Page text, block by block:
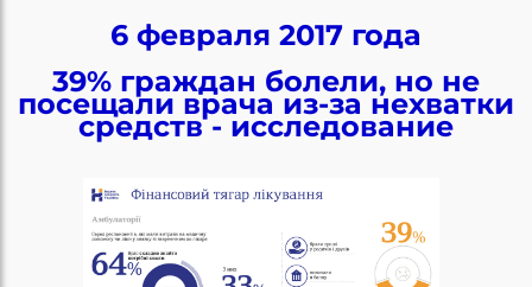
6 февраля 2017 года
39% граждан болели, но не
посещали врача из-за нехватки
средств - исследование